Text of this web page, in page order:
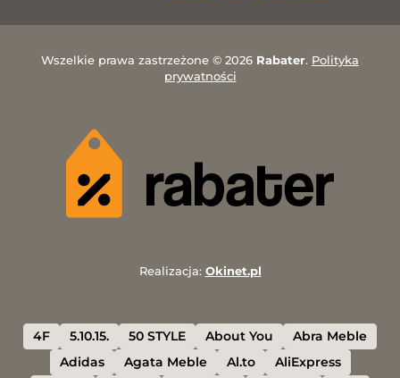
Wszelkie prawa zastrzeżone © 2026 Rabater. Polityka
prywatności
Realizacja: Okinet.pl
4F 5.10.15. 50 STYLE About You
Abra Meble
Adidas
Agata Meble Al.to AliExpress